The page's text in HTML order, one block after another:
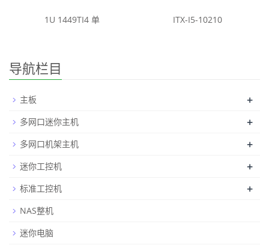
1U 1449TI4 单 ITX-I5-10210
导航栏目
主板 +
多网口迷你主机 +
多网口机架主机 +
迷你工控机 +
标准工控机 +
NAS整机
迷你电脑